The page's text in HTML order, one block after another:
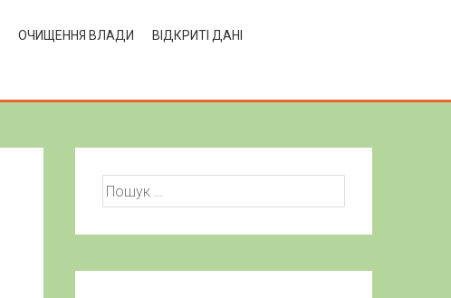
ОЧИЩЕННЯ ВЛАДИ
ВІДКРИТІ ДАНІ
Пошук: